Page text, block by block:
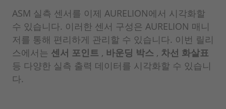
ASM 실측 센서를 이제 AURELION에서 시각화할
수 있습니다. 이러한 센서 구성은 AURELION 매니
저를 통해 편리하게 관리할 수 있습니다. 이번 릴리
스에서는 센서 포인트 , 바운딩 박스 , 차선 화살표
등 다양한 실측 출력 데이터를 시각화할 수 있습니
다.